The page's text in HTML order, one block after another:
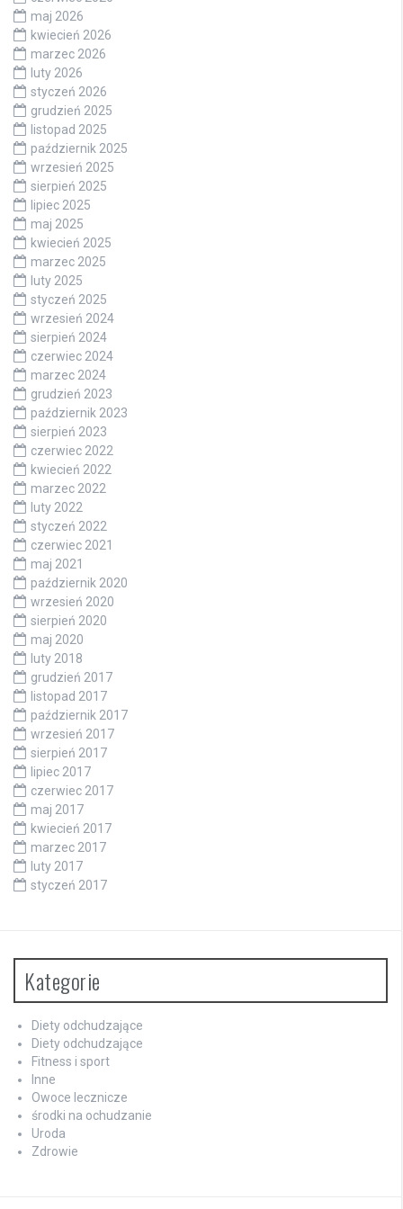
maj 2026
kwiecień 2026
marzec 2026
luty 2026
styczeń 2026
grudzień 2025
listopad 2025
październik 2025
wrzesień 2025
sierpień 2025
lipiec 2025
maj 2025
kwiecień 2025
marzec 2025
luty 2025
styczeń 2025
wrzesień 2024
sierpień 2024
czerwiec 2024
marzec 2024
grudzień 2023
październik 2023
sierpień 2023
czerwiec 2022
kwiecień 2022
marzec 2022
luty 2022
styczeń 2022
czerwiec 2021
maj 2021
październik 2020
wrzesień 2020
sierpień 2020
maj 2020
luty 2018
grudzień 2017
listopad 2017
październik 2017
wrzesień 2017
sierpień 2017
lipiec 2017
czerwiec 2017
maj 2017
kwiecień 2017
marzec 2017
luty 2017
styczeń 2017
Kategorie
Diety odchudzające
Diety odchudzające
Fitness i sport
Inne
Owoce lecznicze
środki na ochudzanie
Uroda
Zdrowie